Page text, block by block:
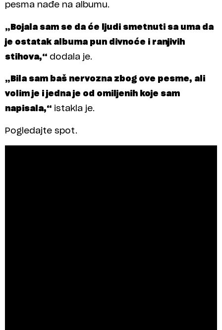
pesma nađe na albumu.
„Bojala sam se da će ljudi smetnuti sa uma da
je ostatak albuma pun divnoće i ranjivih
stihova,“ dodala je.
„Bila sam baš nervozna zbog ove pesme, ali
volim je i jedna je od omiljenih koje sam
napisala,“ istakla je.
Pogledajte spot.